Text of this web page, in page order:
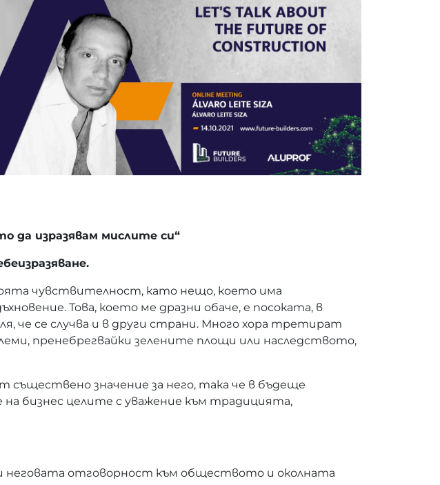
да изразявам мислите си“
чувствителност, като нещо, което има
Това, което ме дразни обаче, е посоката, в
че се случва и в други страни. Много хора третират
пренебрегвайки зелените площи или наследството,
значение за него, така че в бъдеще
бизнес целите с уважение към традицията,
неговата отговорност към обществото и околната